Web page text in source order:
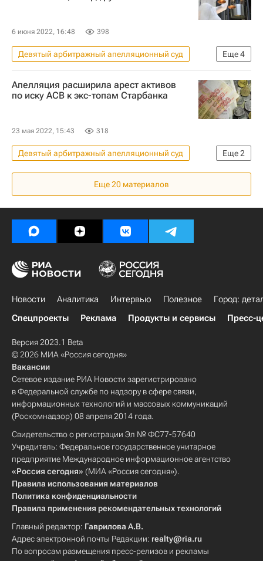
6 июня 2022, 16:48 398
Еще4
Девятый арбитражный апелляционный суд
Происшествия
Апелляция расширила арест активов
по иску АСВ к экс-топам Старбанка
23 мая 2022, 15:43 318
Еще2
Девятый арбитражный апелляционный суд
Агентство по страхованию вкладов
СтарБанк (акционерное общество)
Еще20 материалов
Новости Аналитика Интервью Полезное
Город:
Спецпроекты
Реклама Продукты и сервисы Пресс-
Версия 2023.1 Beta
© 2026 МИА «Россия сегодня»
Вакансии
Сетевое издание РИА Новости зарегистрировано
в Федеральной службе по надзору в сфере связи,
информационных технологий и массовых коммуникаций
(Роскомнадзор) 08 апреля 2014 года.
Свидетельство о регистрации Эл № ФС77-57640
Учредитель: Федеральное государственное унитарное
предприятие Международное информационное агентство
«Россия сегодня» (МИА «Россия сегодня»).
Правила использования материалов
Политика конфиденциальности
Правила применения рекомендательных технологий
Главный редактор: Гаврилова А.В.
Адрес электронной почты Редакции: realty@ria.ru
По вопросам размещения пресс-релизов и рекламы